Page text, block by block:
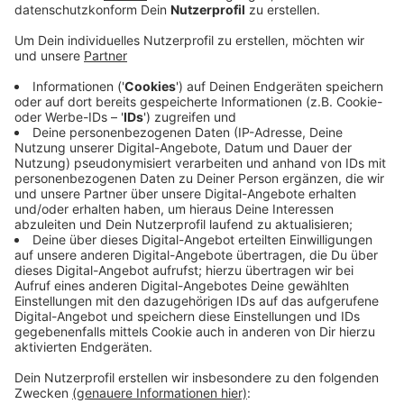
Hygienemaßnahmen. Beim Ein- und Aussteigen
Fahrgäste genügend Platz haben.
Veröffentlicht: Dienstag, 21.04.2020 15:09
Anzeige
Außerdem werden Haltestangen,
Fahrkartenautomaten und häufiger desinfiziert. Nach
wie vor gibt es Durchsagen zu Hygienevorschriften
und bei den Bahnen werden automatisch alle Türen an
den Haltestellen geöffnet. Die Rheinbahn empfiehlt
zudem, Gesichtsmasken zu tragen. Ab kommendem
Montag (27. April 2020) soll die Rheinbahn wieder im
Normalbetrieb fahren - also häufiger als jetzt.
Anzeige